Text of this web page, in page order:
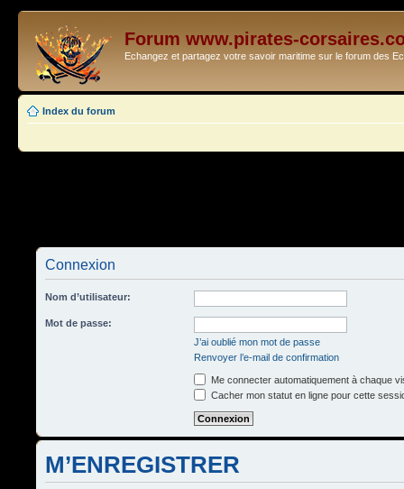
Forum www.pirates-
Echangez et partagez votre savoir maritime sur le forum des
Index du forum
Connexion
Nom d’utilisateur:
Mot de passe:
J’ai oublié mon mot de passe
Renvoyer l’e-mail de confirmation
Me connecter automatiquement à chaque
Cacher mon statut en ligne pour cette
M’ENREGISTRER